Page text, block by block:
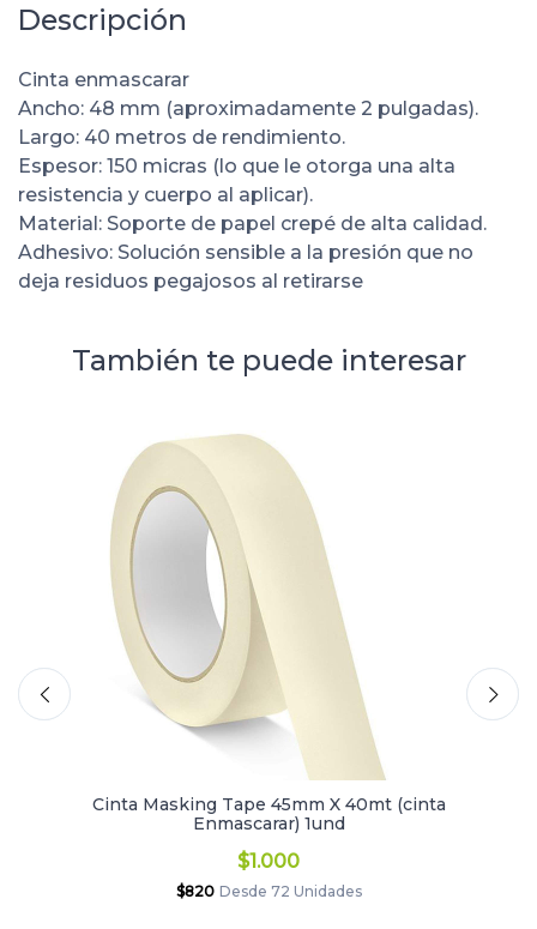
Descripción
Cinta enmascarar
Ancho: 48 mm (aproximadamente 2 pulgadas).
Largo: 40 metros de rendimiento.
Espesor: 150 micras (lo que le otorga una alta
resistencia y cuerpo al aplicar).
Material: Soporte de papel crepé de alta calidad.
Adhesivo: Solución sensible a la presión que no
deja residuos pegajosos al retirarse
También te puede interesar
Cinta Masking Tape 45mm X 40mt (cinta
Enmascarar) 1und
$1.000
$820 Desde 72 Unidades